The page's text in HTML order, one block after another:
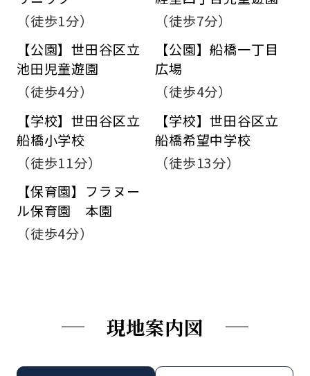
（徒歩1分）
（徒歩7分）
【公園】世田谷区立
池田児童遊園
（徒歩4分）
【公園】船橋一丁目
広場
（徒歩4分）
【学校】世田谷区立
船橋小学校
（徒歩11分）
【学校】世田谷区立
船橋希望中学校
（徒歩13分）
【保育園】フラヌー
ル保育園 本園
（徒歩4分）
現地案内図